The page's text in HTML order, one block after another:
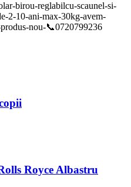
birou-reglabilcu-scaunel-si-
2-10-ani-max-30kg-avem-
nou-📞0720799236
Royce Albastru